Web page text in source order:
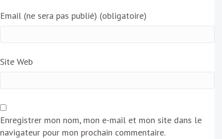
Email (ne sera pas publié) (obligatoire)
Site Web
Enregistrer mon nom, mon e-mail et mon site dans le
navigateur pour mon prochain commentaire.